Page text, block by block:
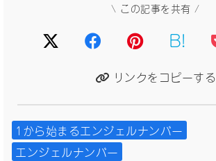
\ この記事を共有 /
B!
リンクをコピーする
1から始まるエンジェルナンバー
エンジェルナンバー